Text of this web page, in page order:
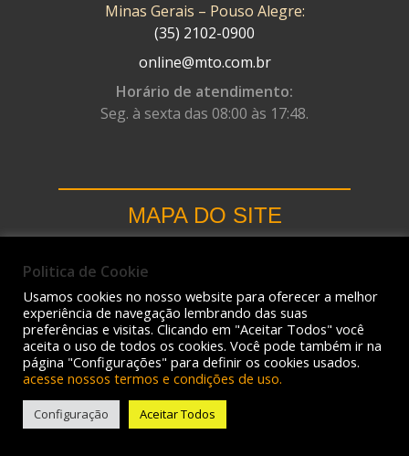
Minas Gerais – Pouso Alegre:
(35) 2102-0900
online@mto.com.br
Horário de atendimento:
Seg. à sexta das 08:00 às 17:48.
MAPA DO SITE
Catálogo
Contato
Trabalhe Conosco
Peça Mentor
Dropshipping
Politica de Cookie
Usamos cookies no nosso website para oferecer a melhor
experiência de navegação lembrando das suas
preferências e visitas. Clicando em "Aceitar Todos" você
aceita o uso de todos os cookies. Você pode também ir na
página "Configurações" para definir os cookies usados.
acesse nossos termos e condições de uso.
Configuração Aceitar Todos